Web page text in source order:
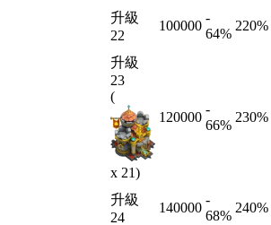
升級
22
100000
-
64%
220%
升級
23
(
x 21)
120000
-
66%
230%
升級
24
140000
-
68%
240%